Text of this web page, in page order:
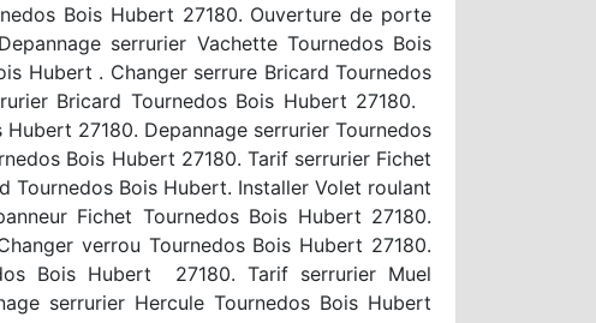
Bois Hubert 27180. Ouverture de porte
serrurier Vachette Tournedos Bois
Hubert . Changer serrure Bricard Tournedos
Bricard Tournedos Bois Hubert 27180.
27180. Depannage serrurier Tournedos
Bois Hubert 27180. Tarif serrurier Fichet
Tournedos Bois Hubert. Installer Volet roulant
Fichet Tournedos Bois Hubert 27180.
verrou Tournedos Bois Hubert 27180.
Bois Hubert 27180. Tarif serrurier Muel
serrurier Hercule Tournedos Bois Hubert